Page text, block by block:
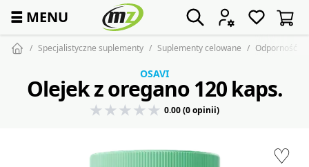
☰ MENU
Specjalistyczne suplementy Suplementy celowane Odporność i
♡
OSAVI
Olejek z oregano 120 kaps.
0.00 (0 opinii)